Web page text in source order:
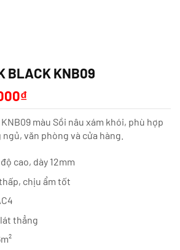
BLACK KNB09
₫Giá
hiện
tại
là:
310.000₫.
màu Sồi nâu xám khói, phù hợp
văn phòng và cửa hàng.
cao, dày 12mm
chịu ẩm tốt
thẳng